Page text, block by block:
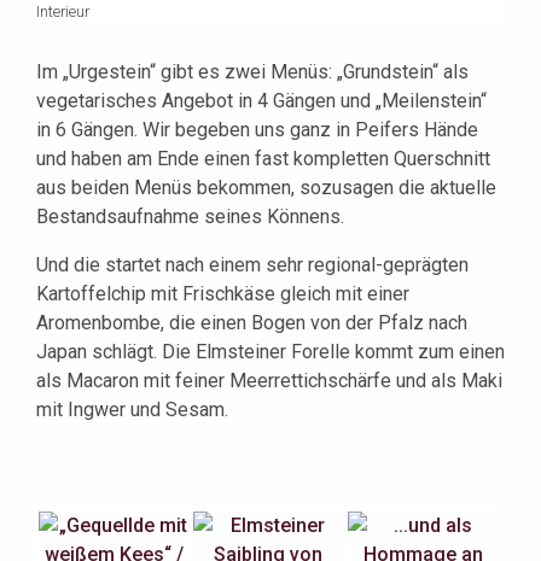
Interieur
Im „Urgestein“ gibt es zwei Menüs: „Grundstein“ als
vegetarisches Angebot in 4 Gängen und „Meilenstein“
in 6 Gängen. Wir begeben uns ganz in Peifers Hände
und haben am Ende einen fast kompletten Querschnitt
aus beiden Menüs bekommen, sozusagen die aktuelle
Bestandsaufnahme seines Könnens.
Und die startet nach einem sehr regional-geprägten
Kartoffelchip mit Frischkäse gleich mit einer
Aromenbombe, die einen Bogen von der Pfalz nach
Japan schlägt. Die Elmsteiner Forelle kommt zum einen
als Macaron mit feiner Meerrettichschärfe und als Maki
mit Ingwer und Sesam.